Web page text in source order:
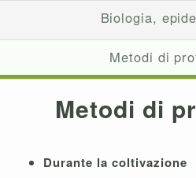
Biologia,
Metodi di
Metodi di
Durante la coltivazione